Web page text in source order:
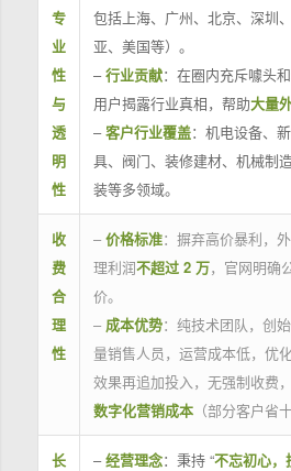
专
业
性
与
透
明
性
包括上海、广州、北京、深圳
亚、美国等）。
–行业贡献：在圈内充斥噱头
用户揭露行业真相，帮助大量
–客户行业覆盖：机电设备、
具、阀门、装修建材、机械制
装等多领域。
收
费
合
理
性
– 价格标准：摒弃高价暴利，
理利润不超过 2 万，官网明确
价。
– 成本优势：纯技术团队，创
量销售人员，运营成本低，优
效果再追加投入，无强制收费
数字化营销成本（部分客户省
长
–经营理念：秉持 “不忘初心，